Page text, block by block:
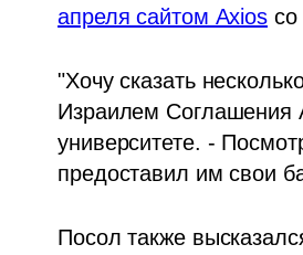
апреля сайтом Axios со
"Хочу сказать
Израилем Соглашения
университете. -
предоставил им свои
Посол также